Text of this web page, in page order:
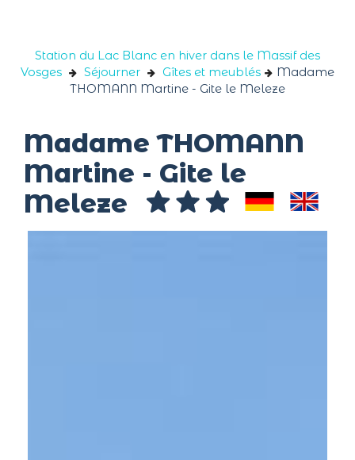
Station du Lac Blanc en hiver dans le Massif des
Vosges
Séjourner Gîtes et meublés
Madame
THOMANN Martine - Gite le Meleze
Madame THOMANN
Martine - Gite le
Meleze